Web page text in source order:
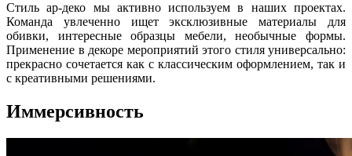
Стиль ар-деко мы активно используем в наших проектах.
Команда увлеченно ищет эксклюзивные материалы для
обивки, интересные образцы мебели, необычные формы.
Применение в декоре мероприятий этого стиля универсально:
прекрасно сочетается как с классическим оформлением, так и
с креативными решениями.
Иммерсивность